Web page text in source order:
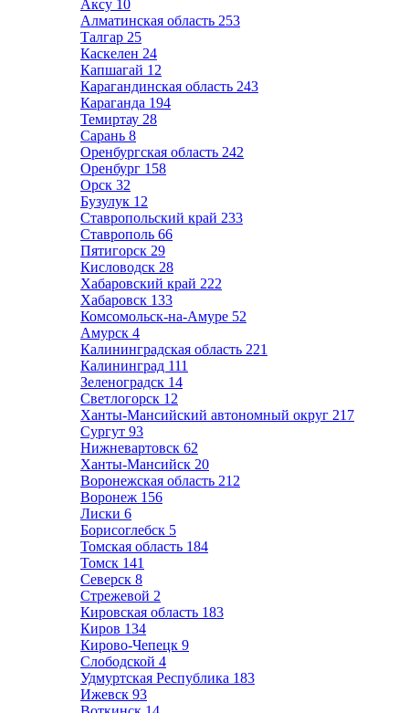
Аксу 10
Алматинская область 253
Талгар 25
Каскелен 24
Капшагай 12
Карагандинская область 243
Караганда 194
Темиртау 28
Сарань 8
Оренбургская область 242
Оренбург 158
Орск 32
Бузулук 12
Ставропольский край 233
Ставрополь 66
Пятигорск 29
Кисловодск 28
Хабаровский край 222
Хабаровск 133
Комсомольск-на-Амуре 52
Амурск 4
Калининградская область 221
Калининград 111
Зеленоградск 14
Светлогорск 12
Ханты-Мансийский автономный округ 217
Сургут 93
Нижневартовск 62
Ханты-Мансийск 20
Воронежская область 212
Воронеж 156
Лиски 6
Борисоглебск 5
Томская область 184
Томск 141
Северск 8
Стрежевой 2
Кировская область 183
Киров 134
Кирово-Чепецк 9
Слободской 4
Удмуртская Республика 183
Ижевск 93